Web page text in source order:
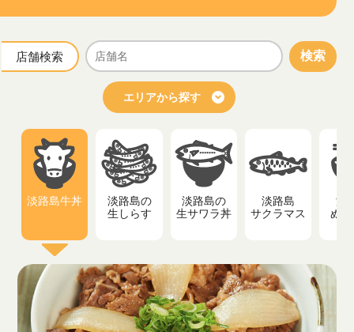
店舗検索 検索
エリアから探す
淡路島牛丼
淡路島の
生しらす
淡路島の
生サワラ丼
淡路島
サクラマス
淡
ぬ